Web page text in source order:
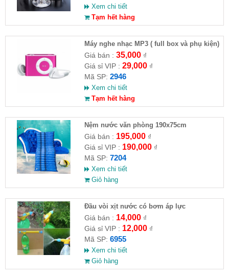
Xem chi tiết
Tạm hết hàng
Máy nghe nhạc MP3 ( full box và phụ kiện)
Giá bán : 35,000₫
Giá sỉ VIP : 29,000₫
Mã SP: 2946
Xem chi tiết
Tạm hết hàng
Nệm nước văn phòng 190x75cm
Giá bán : 195,000₫
Giá sỉ VIP : 190,000₫
Mã SP: 7204
Xem chi tiết
Giỏ hàng
Đầu vòi xịt nước có bơm áp lực
Giá bán : 14,000₫
Giá sỉ VIP : 12,000₫
Mã SP: 6955
Xem chi tiết
Giỏ hàng